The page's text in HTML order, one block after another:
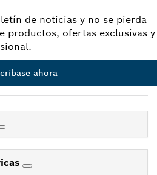
de noticias y no se pierda
productos, ofertas exclusivas y
ahora